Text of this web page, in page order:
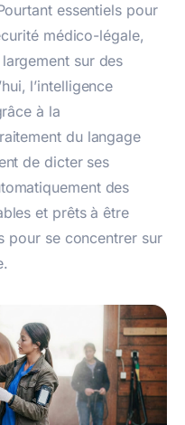
essentiels pour
médico-légale,
sur des
l’intelligence
à la
du langage
de dicter ses
des
et prêts à être
pour se concentrer sur